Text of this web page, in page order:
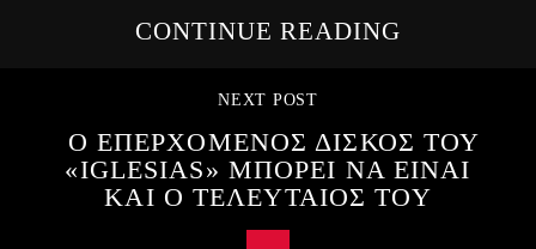
CONTINUE READING
NEXT POST
Ο ΕΠΕΡΧΟΜΕΝΟΣ ΔΙΣΚΟΣ ΤΟΥ
«IGLESIAS» ΜΠΟΡΕΙ ΝΑ ΕΙΝΑΙ
ΚΑΙ Ο ΤΕΛΕΥΤΑΙΟΣ ΤΟΥ